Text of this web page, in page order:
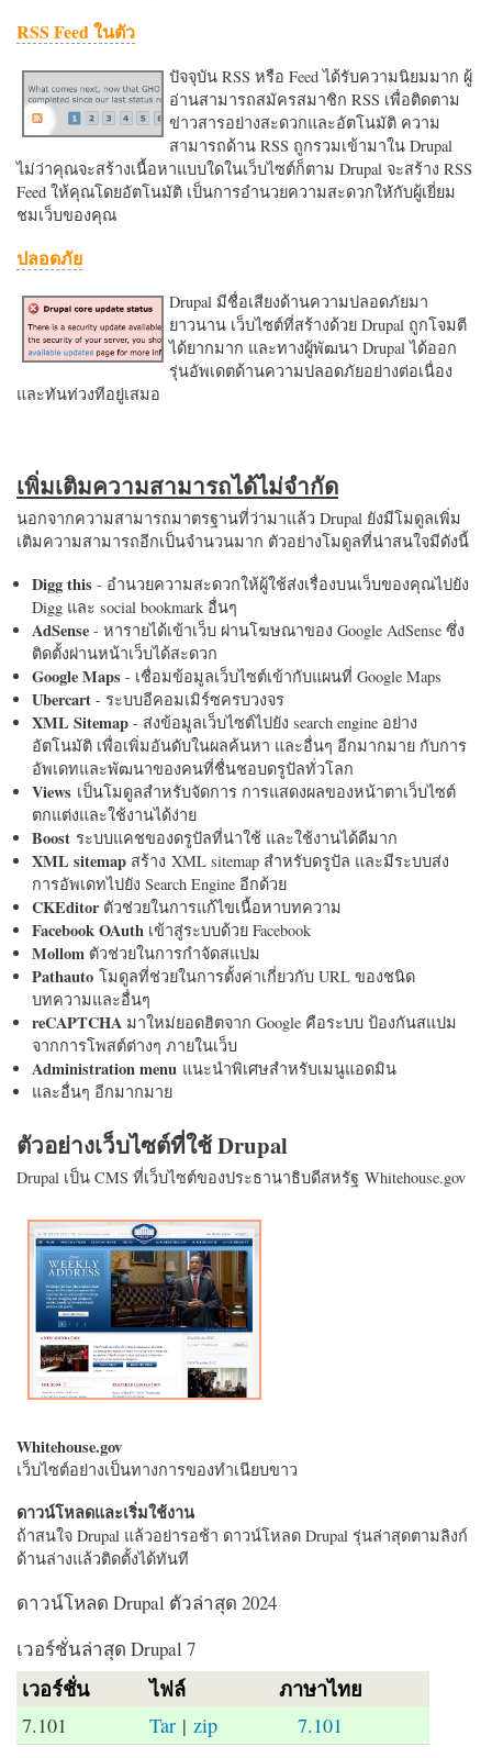
RSS Feed ในตัว
ปัจจุบัน RSS หรือ Feed ได้รับความนิยมมาก ผู้
อ่านสามารถสมัครสมาชิก RSS เพื่อติดตาม
ข่าวสารอย่างสะดวกและอัตโนมัติ ความ
สามารถด้าน RSS ถูกรวมเข้ามาใน Drupal
ไม่ว่าคุณจะสร้างเนื้อหาแบบใดในเว็บไซต์ก็ตาม Drupal จะสร้าง RSS
Feed ให้คุณโดยอัตโนมัติ เป็นการอำนวยความสะดวกใหักับผู้เยี่ยม
ชมเว็บของคุณ
ปลอดภัย
Drupal มีชื่อเสียงด้านความปลอดภัยมา
ยาวนาน เว็บไซต์ที่สร้างด้วย Drupal ถูกโจมตี
ได้ยากมาก และทางผู้พัฒนา Drupal ได้ออก
รุ่นอัพเดตด้านความปลอดภัยอย่างต่อเนื่อง
และทันท่วงทีอยู่เสมอ
เพิ่มเติมความสามารถได้ไม่จำกัด
นอกจากความสามารถมาตรฐานที่ว่ามาแล้ว Drupal ยังมีโมดูลเพิ่ม
เติมความสามารถอีกเป็นจำนวนมาก ตัวอย่างโมดูลที่น่าสนใจมีดังนี้
Digg this - อำนวยความสะดวกให้ผู้ใช้ส่งเรื่องบนเว็บของคุณไปยัง
Digg และ social bookmark อื่นๆ
AdSense - หารายได้เข้าเว็บ ผ่านโฆษณาของ Google AdSense ซึ่ง
ติดตั้งผ่านหน้าเว็บได้สะดวก
Google Maps - เชื่อมข้อมูลเว็บไซต์เข้ากับแผนที่ Google Maps
Ubercart - ระบบอีคอมเมิร์ซครบวงจร
XML Sitemap - ส่งข้อมูลเว็บไซต์ไปยัง search engine อย่าง
อัตโนมัติ เพื่อเพิ่มอันดับในผลค้นหา และอื่นๆ อีกมากมาย กับการ
อัพเดทและพัฒนาของคนที่ชื่นชอบดรูปัลทั่วโลก
Views เป็นโมดูลสำหรับจัดการ การแสดงผลของหน้าตาเว็บไซต์
ตกแต่งและใช้งานได้ง่าย
Boost ระบบแคชของดรูปัลที่น่าใช้ และใช้งานได้ดีมาก
XML sitemap สร้าง XML sitemap สำหรับดรูปัล และมีระบบส่ง
การอัพเดทไปยัง Search Engine อีกด้วย
CKEditorตัวช่วยในการแก้ไขเนื้อหาบทความ
Facebook OAuth เข้าสู่ระบบด้วย Facebook
Mollom ตัวช่วยในการกำจัดสแปม
Pathauto โมดูลที่ช่วยในการตั้งค่าเกี่ยวกับ URL ของชนิด
บทความและอื่นๆ
reCAPTCHA มาใหม่ยอดฮิตจาก Google คือระบบ ป้องกันสแปม
จากการโพสต์ต่างๆ ภายในเว็บ
Administration menu แนะนำพิเศษสำหรับเมนูแอดมิน
และอื่นๆ อีกมากมาย
ตัวอย่างเว็บไซต์ที่ใช้ Drupal
Drupal เป็น CMS ที่เว็บไซต์ของประธานาธิบดีสหรัฐ Whitehouse.gov
Whitehouse.gov
เว็บไซต์อย่างเป็นทางการของทำเนียบขาว
ดาวน์โหลดและเริ่มใช้งาน
ถ้าสนใจ Drupal แล้วอย่ารอช้า ดาวน์โหลด Drupal รุ่นล่าสุดตามลิงก์
ด้านล่างแล้วติดตั้งได้ทันที
ดาวน์โหลด Drupal ตัวล่าสุด 2024
เวอร์ชั่นล่าสุด Drupal 7
เวอร์ชั่น ไฟล์ ภาษาไทย
7.101 Tar |zip 7.101